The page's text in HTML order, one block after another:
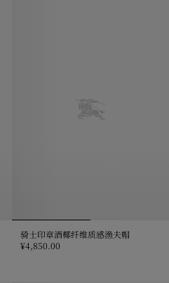
骑士印章酒椰纤维质感渔夫帽
¥4,850.00